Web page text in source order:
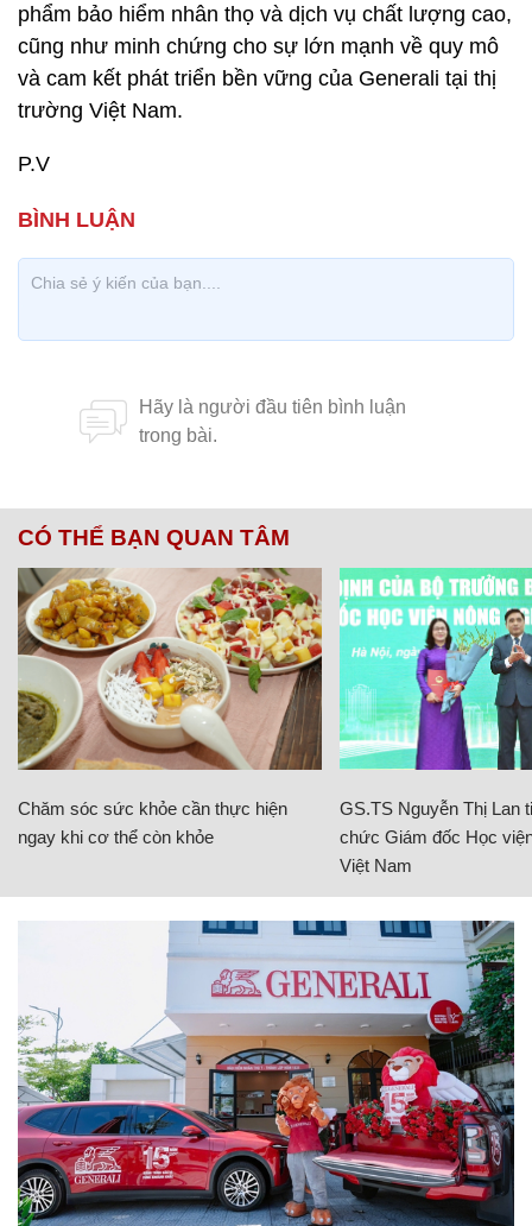
phẩm bảo hiểm nhân thọ và dịch vụ chất lượng cao,
cũng như minh chứng cho sự lớn mạnh về quy mô
và cam kết phát triển bền vững của Generali tại thị
trường Việt Nam.
P.V
CÓ THỂ BẠN QUAN TÂM
Chăm sóc sức khỏe cần thực hiện
ngay khi cơ thể còn khỏe
GS.TS Nguyễn Thị Lan
chức Giám đốc Học
Việt Nam